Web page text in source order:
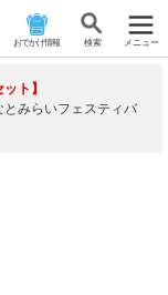
おでかけ情報 検 索 メニュー
ト】
みらいフェスティバ